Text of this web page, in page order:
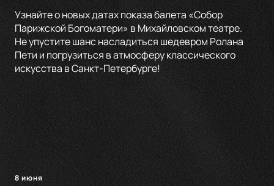
Узнайте о новых датах показа балета «Собор
Парижской Богоматери» в Михайловском театре.
Не упустите шанс насладиться шедевром Ролана
Пети и погрузиться в атмосферу классического
искусства в Санкт-Петербурге!
8 июня